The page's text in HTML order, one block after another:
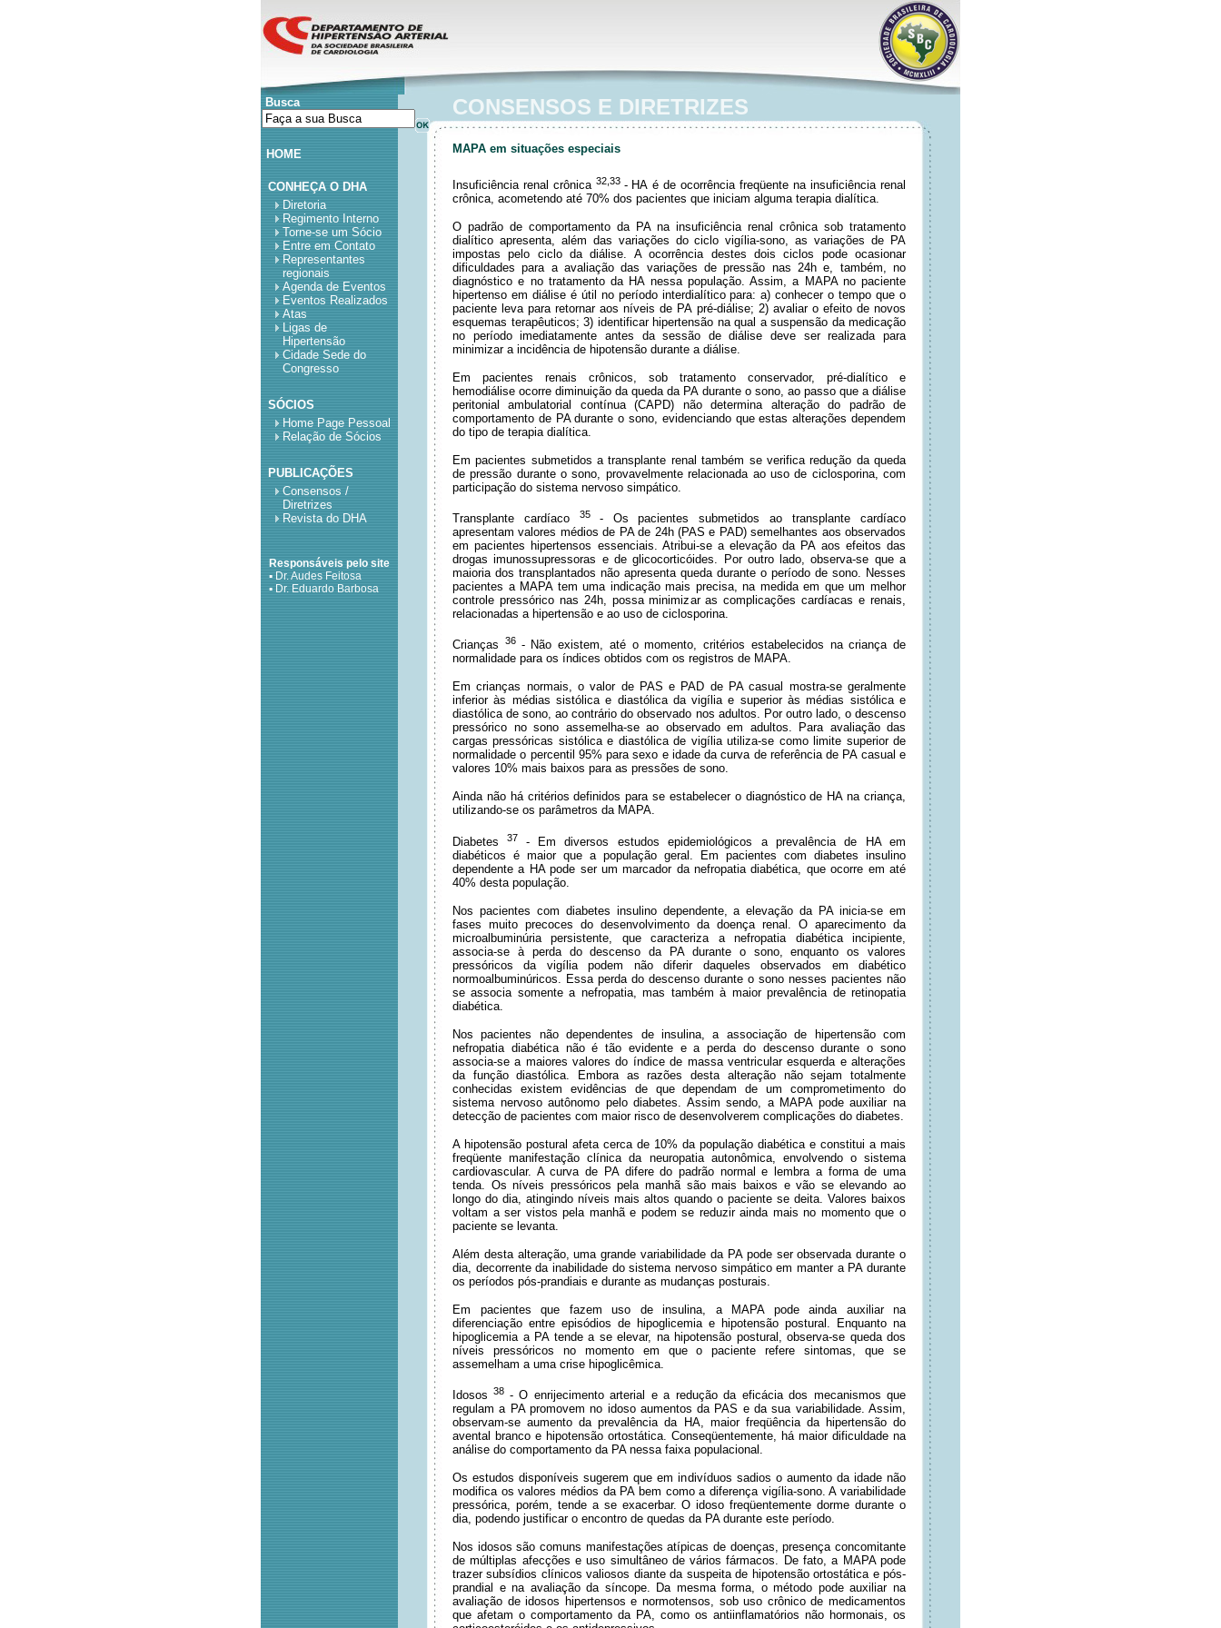
HOME
CONHEÇA O DHA
Diretoria
Regimento Interno
Torne-se um Sócio
Entre em Contato
Representantes
regionais
Agenda de Eventos
Eventos Realizados
Atas
Ligas de
Hipertensão
Cidade Sede do
Congresso
SÓCIOS
Home Page Pessoal
Relação de Sócios
PUBLICAÇÕES
Consensos /
Diretrizes
Revista do DHA
Responsáveis pelo site
▪ Dr. Audes Feitosa
▪ Dr. Eduardo Barbosa
CONSENSOS E DIRETRIZES
MAPA em situações especiais
Insuficiência renal crônica32,33 - HA é de ocorrência freqüente na insuficiência renal
crônica, acometendo até 70% dos pacientes que iniciam alguma terapia dialítica.
O padrão de comportamento da PA na insuficiência renal crônica sob tratamento
dialítico apresenta, além das variações do ciclo vigília-sono, as variações de PA
impostas pelo ciclo da diálise. A ocorrência destes dois ciclos pode ocasionar
dificuldades para a avaliação das variações de pressão nas 24h e, também, no
diagnóstico e no tratamento da HA nessa população. Assim, a MAPA no paciente
hipertenso em diálise é útil no período interdialítico para: a) conhecer o tempo que o
paciente leva para retornar aos níveis de PA pré-diálise; 2) avaliar o efeito de novos
esquemas terapêuticos; 3) identificar hipertensão na qual a suspensão da medicação
no período imediatamente antes da sessão de diálise deve ser realizada para
minimizar a incidência de hipotensão durante a diálise.
Em pacientes renais crônicos, sob tratamento conservador, pré-dialítico e
hemodiálise ocorre diminuição da queda da PA durante o sono, ao passo que a diálise
peritonial ambulatorial contínua (CAPD) não determina alteração do padrão de
comportamento de PA durante o sono, evidenciando que estas alterações dependem
do tipo de terapia dialítica.
Em pacientes submetidos a transplante renal também se verifica redução da queda
de pressão durante o sono, provavelmente relacionada ao uso de ciclosporina, com
participação do sistema nervoso simpático.
Transplante cardíaco 35 - Os pacientes submetidos ao transplante cardíaco
apresentam valores médios de PA de 24h (PAS e PAD) semelhantes aos observados
em pacientes hipertensos essenciais. Atribui-se a elevação da PA aos efeitos das
drogas imunossupressoras e de glicocorticóides. Por outro lado, observa-se que a
maioria dos transplantados não apresenta queda durante o período de sono. Nesses
pacientes a MAPA tem uma indicação mais precisa, na medida em que um melhor
controle pressórico nas 24h, possa minimizar as complicações cardíacas e renais,
relacionadas a hipertensão e ao uso de ciclosporina.
Crianças 36 - Não existem, até o momento, critérios estabelecidos na criança de
normalidade para os índices obtidos com os registros de MAPA.
Em crianças normais, o valor de PAS e PAD de PA casual mostra-se geralmente
inferior às médias sistólica e diastólica da vigília e superior às médias sistólica e
diastólica de sono, ao contrário do observado nos adultos. Por outro lado, o descenso
pressórico no sono assemelha-se ao observado em adultos. Para avaliação das
cargas pressóricas sistólica e diastólica de vigília utiliza-se como limite superior de
normalidade o percentil 95% para sexo e idade da curva de referência de PA casual e
valores 10% mais baixos para as pressões de sono.
Ainda não há critérios definidos para se estabelecer o diagnóstico de HA na criança,
utilizando-se os parâmetros da MAPA.
Diabetes37 - Em diversos estudos epidemiológicos a prevalência de HA em
diabéticos é maior que a população geral. Em pacientes com diabetes insulino
dependente a HA pode ser um marcador da nefropatia diabética, que ocorre em até
40% desta população.
Nos pacientes com diabetes insulino dependente, a elevação da PA inicia-se em
fases muito precoces do desenvolvimento da doença renal. O aparecimento da
microalbuminúria persistente, que caracteriza a nefropatia diabética incipiente,
associa-se à perda do descenso da PA durante o sono, enquanto os valores
pressóricos da vigília podem não diferir daqueles observados em diabético
normoalbuminúricos. Essa perda do descenso durante o sono nesses pacientes não
se associa somente a nefropatia, mas também à maior prevalência de retinopatia
diabética.
Nos pacientes não dependentes de insulina, a associação de hipertensão com
nefropatia diabética não é tão evidente e a perda do descenso durante o sono
associa-se a maiores valores do índice de massa ventricular esquerda e alterações
da função diastólica. Embora as razões desta alteração não sejam totalmente
conhecidas existem evidências de que dependam de um comprometimento do
sistema nervoso autônomo pelo diabetes. Assim sendo, a MAPA pode auxiliar na
detecção de pacientes com maior risco de desenvolverem complicações do diabetes.
A hipotensão postural afeta cerca de 10% da população diabética e constitui a mais
freqüente manifestação clínica da neuropatia autonômica, envolvendo o sistema
cardiovascular. A curva de PA difere do padrão normal e lembra a forma de uma
tenda. Os níveis pressóricos pela manhã são mais baixos e vão se elevando ao
longo do dia, atingindo níveis mais altos quando o paciente se deita. Valores baixos
voltam a ser vistos pela manhã e podem se reduzir ainda mais no momento que o
paciente se levanta.
Além desta alteração, uma grande variabilidade da PA pode ser observada durante o
dia, decorrente da inabilidade do sistema nervoso simpático em manter a PA durante
os períodos pós-prandiais e durante as mudanças posturais.
Em pacientes que fazem uso de insulina, a MAPA pode ainda auxiliar na
diferenciação entre episódios de hipoglicemia e hipotensão postural. Enquanto na
hipoglicemia a PA tende a se elevar, na hipotensão postural, observa-se queda dos
níveis pressóricos no momento em que o paciente refere sintomas, que se
assemelham a uma crise hipoglicêmica.
Idosos38 - O enrijecimento arterial e a redução da eficácia dos mecanismos que
regulam a PA promovem no idoso aumentos da PAS e da sua variabilidade. Assim,
observam-se aumento da prevalência da HA, maior freqüência da hipertensão do
avental branco e hipotensão ortostática. Conseqüentemente, há maior dificuldade na
análise do comportamento da PA nessa faixa populacional.
Os estudos disponíveis sugerem que em indivíduos sadios o aumento da idade não
modifica os valores médios da PA bem como a diferença vigília-sono. A variabilidade
pressórica, porém, tende a se exacerbar. O idoso freqüentemente dorme durante o
dia, podendo justificar o encontro de quedas da PA durante este período.
Nos idosos são comuns manifestações atípicas de doenças, presença concomitante
de múltiplas afecções e uso simultâneo de vários fármacos. De fato, a MAPA pode
trazer subsídios clínicos valiosos diante da suspeita de hipotensão ortostática e pós-
prandial e na avaliação da síncope. Da mesma forma, o método pode auxiliar na
avaliação de idosos hipertensos e normotensos, sob uso crônico de medicamentos
que afetam o comportamento da PA, como os antiinflamatórios não hormonais, os
Busca